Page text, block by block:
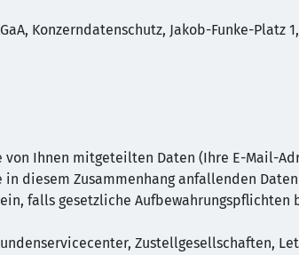
Konzerndatenschutz, Jakob-Funke-Platz 1,
Ihnen mitgeteilten Daten (Ihre E-Mail-
diesem Zusammenhang anfallenden
falls gesetzliche Aufbewahrungspflichten
Zustellgesellschaften,